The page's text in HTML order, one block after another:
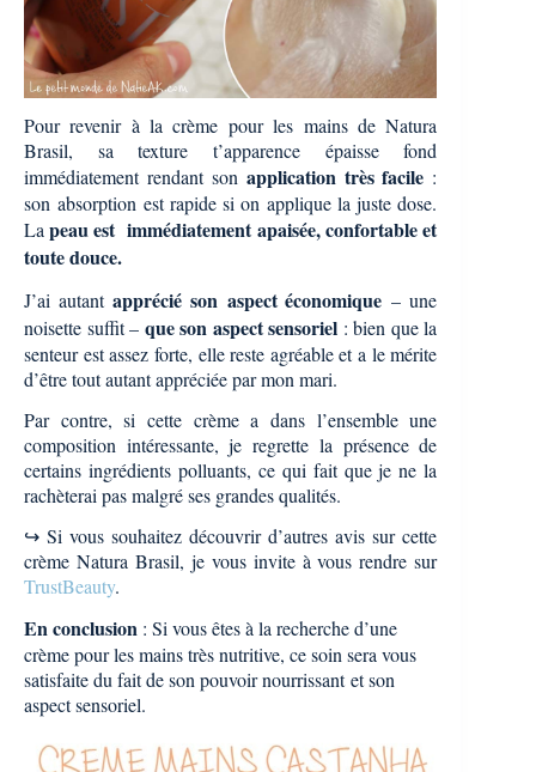
Pour revenir à la crème pour les mains de Natura
Brasil, sa texture t’apparence épaisse fond
immédiatement rendant son application très facile :
sonabsorption est rapide si on applique la juste dose.
Lapeau est immédiatement apaisée, confortable et
toute douce.
J’ai autant apprécié son aspect économique– une
noisette suffit – que son aspect sensoriel : bien que la
senteur est assez forte, elle reste agréable et a le mérite
d’être tout autant appréciée par mon mari.
Par contre, si cette crème a dans l’ensemble une
composition intéressante, je regrette la présence de
certains ingrédients polluants, ce qui fait que je ne la
rachèterai pas malgré ses grandes qualités.
↪ Si vous souhaitez découvrir d’autres avis sur cette
crème Natura Brasil, je vous invite à vous rendre sur
TrustBeauty.
En conclusion : Si vous êtes à la recherche d’une
crème pour les mains très nutritive, ce soin sera vous
satisfaite du fait de son pouvoir nourrissant et son
aspect sensoriel.